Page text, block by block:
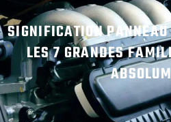
SIGNIFICATION
LES 7 GRANDES